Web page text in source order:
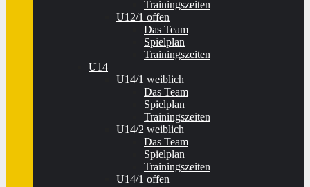
Trainingszeiten
U12/1 offen
Das Team
Spielplan
Trainingszeiten
U14
U14/1 weiblich
Das Team
Spielplan
Trainingszeiten
U14/2 weiblich
Das Team
Spielplan
Trainingszeiten
U14/1 offen